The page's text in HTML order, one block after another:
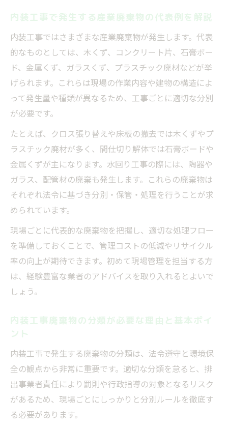
内装工事現場で実践する産業廃棄物分別の
流れ
分別が求められる内装工事廃棄物の主な種
類と特徴
内装工事における木くずや石膏ボードの分
産業廃棄物分別時の内装工事でのよくある
注意点
正しい分別で内装工事のリサイクル率を高
めるコツ
分別や処理方法の最新ガイドを徹底解説
内装工事廃棄物の最新分別ガイドラインを
把握しよう
処理方法の選択肢と内装工事での最適な活
用ポイント
電子マニフェストの活用で内装工事廃棄物
産業廃棄物処理で内装工事現場が注意すべ
き手続き
適切な内装工事廃棄物管理で法令遵守へ
内装工事で必須となる産業廃棄物管理体制
の整備法
内装工事で発生する産業廃棄物の代表例を解説
内装工事ではさまざまな産業廃棄物が発生します。代表
的なものとしては、木くず、コンクリート片、石膏ボー
ド、金属くず、ガラスくず、プラスチック廃材などが挙
げられます。これらは現場の作業内容や建物の構造によ
って発生量や種類が異なるため、工事ごとに適切な分別
が必要です。
たとえば、クロス張り替えや床板の撤去では木くずやプ
ラスチック廃材が多く、間仕切り解体では石膏ボードや
金属くずが主になります。水回り工事の際には、陶器や
ガラス、配管材の廃棄も発生します。これらの廃棄物は
それぞれ法令に基づき分別・保管・処理を行うことが求
められています。
現場ごとに代表的な廃棄物を把握し、適切な処理フロー
を準備しておくことで、管理コストの低減やリサイクル
率の向上が期待できます。初めて現場管理を担当する方
は、経験豊富な業者のアドバイスを取り入れるとよいで
しょう。
内装工事廃棄物の分類が必要な理由と基本ポイ
ント
内装工事で発生する廃棄物の分類は、法令遵守と環境保
全の観点から非常に重要です。適切な分類を怠ると、排
出事業者責任により罰則や行政指導の対象となるリスク
があるため、現場ごとにしっかりと分別ルールを徹底す
る必要があります。